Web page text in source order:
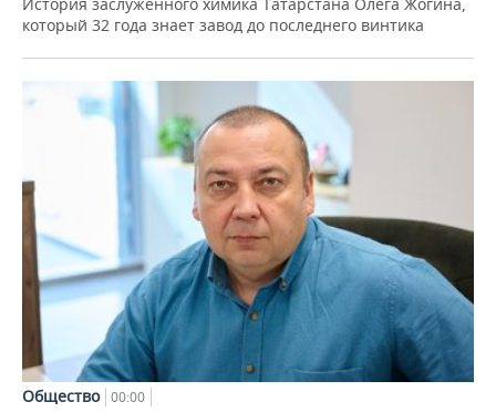
История заслуженного химика Татарстана Олега Жогина,
который 32 года знает завод до последнего винтика
Общество 00:00